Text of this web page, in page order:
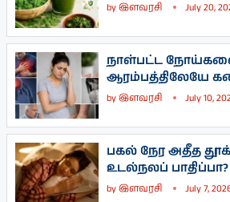
byஇளவரசி July 20,
நாள்பட்ட
ஆரம்பத்திலேயே
byஇளவரசி July 10,
பகல் நேர அதீத
உடல்நலப் பாதிப்பா?
byஇளவரசி July 7,